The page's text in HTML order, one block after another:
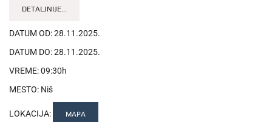
DETALJNIJE...
DATUM OD:28.11.2025.
DATUM DO:28.11.2025.
VREME:09:30h
MESTO: Niš
LOKACIJA: MAPA